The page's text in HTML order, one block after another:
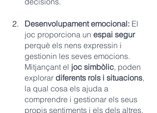
Desenvolupament emocional: El
joc proporciona un espai segur
perquè els nens expressin i
gestionin les seves emocions.
Mitjançant el joc simbòlic, poden
explorar diferents rols i situacions,
la qual cosa els ajuda a
comprendre i gestionar els seus
propis sentiments i els dels altres.